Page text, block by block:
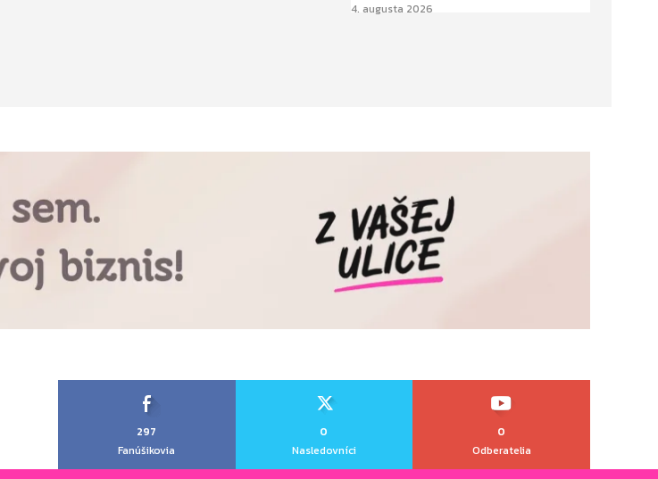
4. augusta 2026
297
Fanúšikovia
0
Nasledovníci
0
Odberatelia